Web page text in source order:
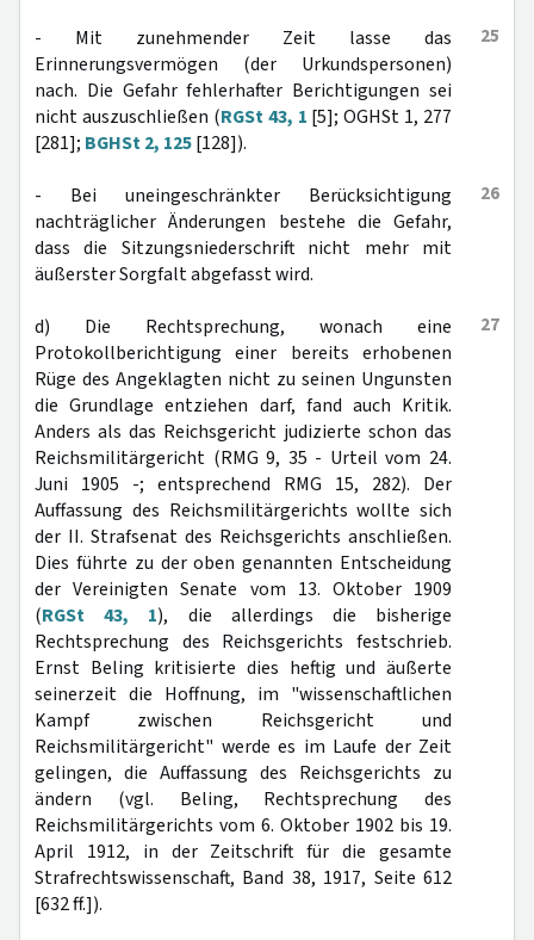
25
- Mit zunehmender Zeit lasse das
Erinnerungsvermögen (der Urkundspersonen)
nach. Die Gefahr fehlerhafter Berichtigungen sei
nicht auszuschließen (RGSt 43, 1 [5]; OGHSt 1, 277
[281]; BGHSt 2, 125[128]).
26
- Bei uneingeschränkter Berücksichtigung
nachträglicher Änderungen bestehe die Gefahr,
dass die Sitzungsniederschrift nicht mehr mit
äußerster Sorgfalt abgefasst wird.
27
d) Die Rechtsprechung, wonach eine
Protokollberichtigung einer bereits erhobenen
Rüge des Angeklagten nicht zu seinen Ungunsten
die Grundlage entziehen darf, fand auch Kritik.
Anders als das Reichsgericht judizierte schon das
Reichsmilitärgericht (RMG 9, 35 - Urteil vom 24.
Juni 1905 -; entsprechend RMG 15, 282). Der
Auffassung des Reichsmilitärgerichts wollte sich
der II. Strafsenat des Reichsgerichts anschließen.
Dies führte zu der oben genannten Entscheidung
der Vereinigten Senate vom 13. Oktober 1909
(RGSt 43, 1), die allerdings die bisherige
Rechtsprechung des Reichsgerichts festschrieb.
Ernst Beling kritisierte dies heftig und äußerte
seinerzeit die Hoffnung, im "wissenschaftlichen
Kampf zwischen Reichsgericht und
Reichsmilitärgericht" werde es im Laufe der Zeit
gelingen, die Auffassung des Reichsgerichts zu
ändern (vgl. Beling, Rechtsprechung des
Reichsmilitärgerichts vom 6. Oktober 1902 bis 19.
April 1912, in der Zeitschrift für die gesamte
Strafrechtswissenschaft, Band 38, 1917, Seite 612
[632 ff.]).